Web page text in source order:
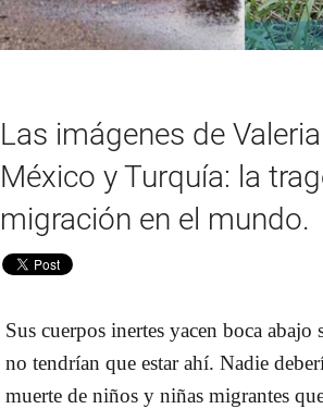
Las imágenes de
México y Turquía: la
migración en el mundo.
Sus cuerpos inertes yacen boca abajo
no tendrían que estar ahí. Nadie
muerte de niños y niñas migrantes